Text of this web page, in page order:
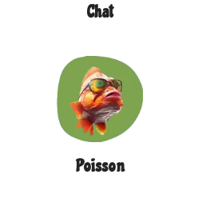
Chat
Poisson